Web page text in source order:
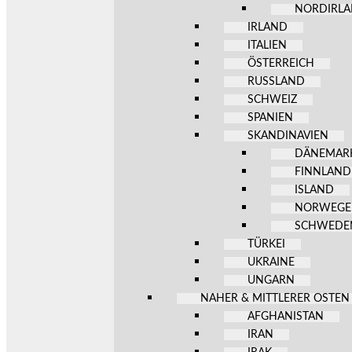
IRLAND
ITALIEN
ÖSTERREICH
RUSSLAND
SCHWEIZ
SPANIEN
SKANDINAVIEN
FINNLAND
ISLAND
TÜRKEI
UKRAINE
UNGARN
NAHER & MITTLERER OSTEN
AFGHANISTAN
IRAN